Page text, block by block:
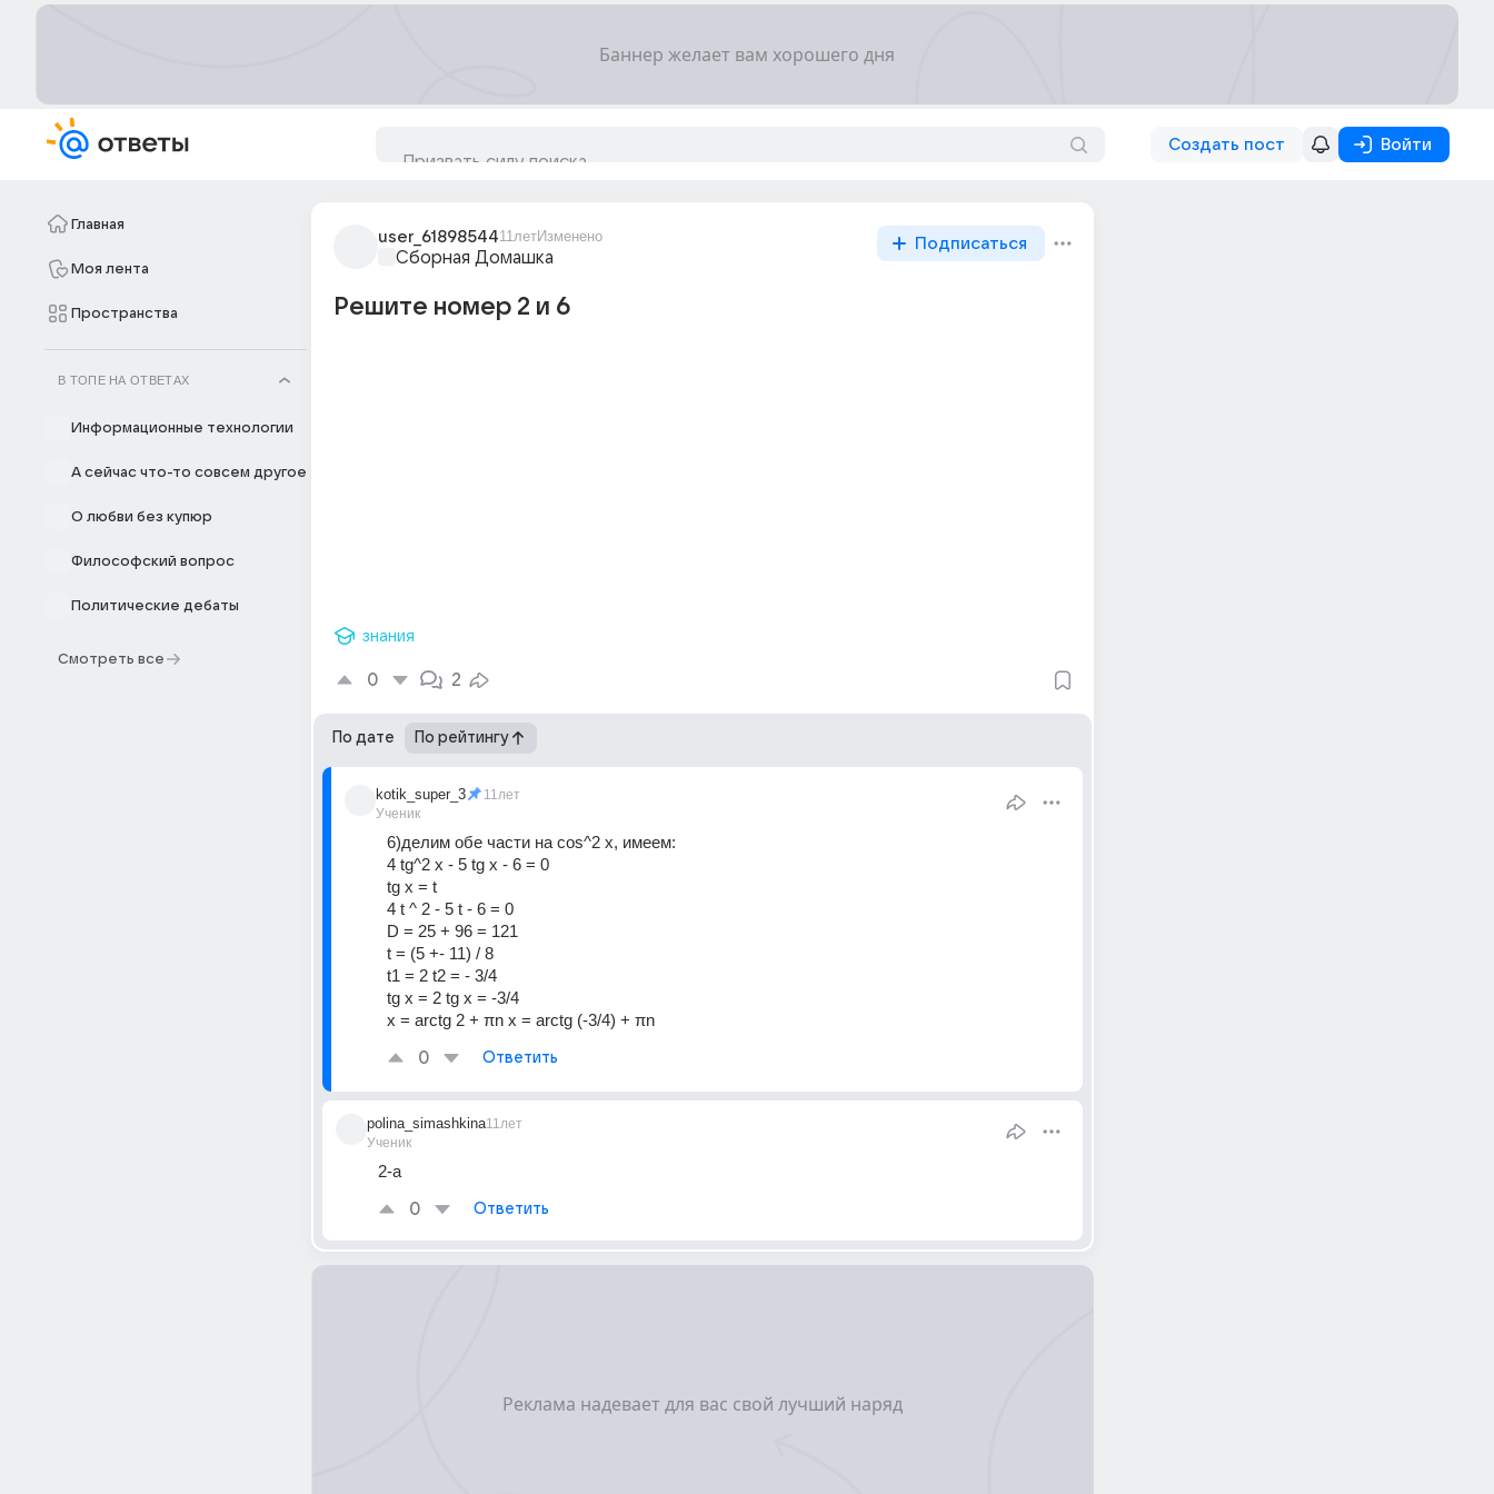
Создать пост Войти
Главная
Моя лента
Пространства
В ТОПЕ НА ОТВЕТАХ
Информационные технологии
А сейчас что-то совсем другое
О любви без купюр
Философский вопрос
Политические дебаты
Смотреть все
user_6189854411летИзменено
Сборная Домашка
Подписаться
Решите номер 2 и 6
знания
0 2
По дате По рейтингу
kotik_super_3
Ученик
11лет
6)делим обе части на cos^2 x, имеем:
4 tg^2 x - 5 tg x - 6 = 0
tg x = t
4 t ^ 2 - 5 t - 6 = 0
D = 25 + 96 = 121
t = (5 +- 11) / 8
t1 = 2 t2 = - 3/4
tg x = 2 tg x = -3/4
x = arctg 2 + πn x = arctg (-3/4) + πn
0 Ответить
polina_simashkina
Ученик
11лет
2-а
0 Ответить